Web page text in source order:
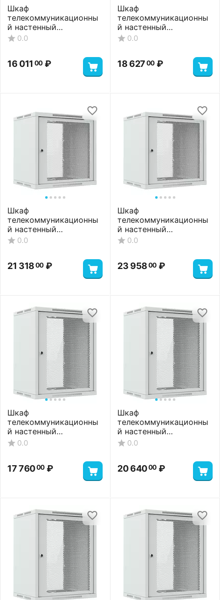
Шкаф
телекоммуникационны
й настенный
ШТНС-12U-600-350-П-
0.0
16 011 00 ₽
Шкаф
телекоммуникационны
й настенный
ШТНС-12U-600-450-П-
0.0
18 62700 ₽
Шкаф
телекоммуникационны
й настенный
ШТНС-12U-600-550-П-
0.0
21 31800 ₽
Шкаф
телекоммуникационны
й настенный
ШТНС-12U-600-650-П-
0.0
23 95800 ₽
Шкаф
телекоммуникационны
й настенный
ШТНС-15U-600-350-П-
0.0
17 76000 ₽
Шкаф
телекоммуникационны
й настенный
ШТНС-15U-600-450-П-
0.0
20 64000 ₽